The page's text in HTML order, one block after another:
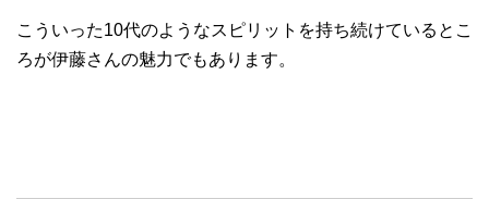
こういった10代のようなスピリットを持ち続けているとこ
ろが伊藤さんの魅力でもあります。